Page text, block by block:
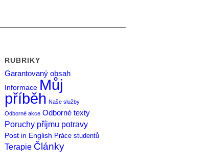
RUBRIKY
Garantovaný obsah
Informace Můj
příběh Naše služby
Odborné akce Odborné texty
Poruchy příjmu potravy
Post in English Práce studentů
Terapie Články